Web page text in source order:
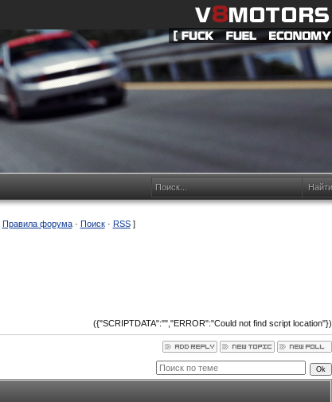
Правила форума· Поиск· RSS]
({"SCRIPTDATA":"","ERROR":"Could not find script location"})